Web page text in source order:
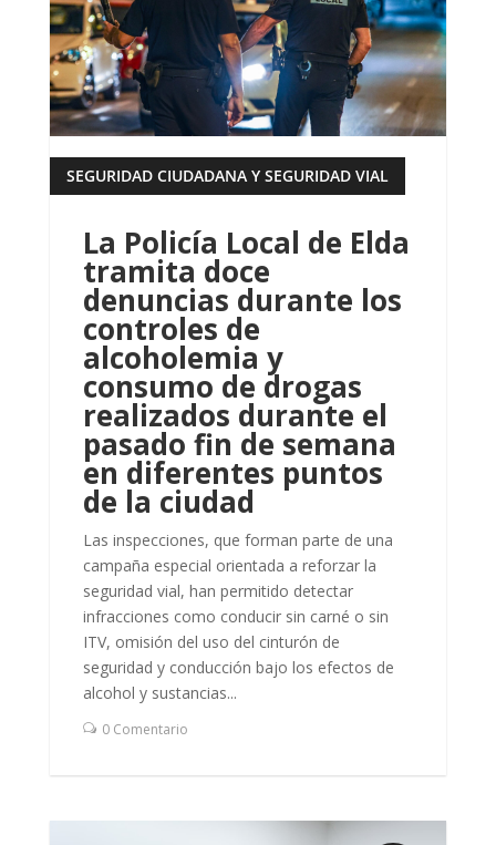
leer más
La Policía Local de Elda
tramita doce
denuncias durante los
controles de
alcoholemia y
consumo de drogas
realizados durante el
pasado fin de semana
en diferentes puntos
de la ciudad
SEGURIDAD CIUDADANA Y SEGURIDAD VIAL
Las inspecciones, que forman parte de una
campaña especial orientada a reforzar la
seguridad vial, han permitido detectar
infracciones como conducir sin carné o sin
ITV, omisión del uso del cinturón de
seguridad y conducción bajo los efectos de
alcohol y sustancias...
0 Comentario